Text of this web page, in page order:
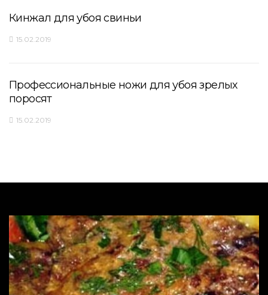
Кинжал для убоя свиньи
15.02.2019
Профессиональные ножи для убоя зрелых
поросят
15.02.2019